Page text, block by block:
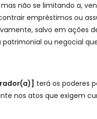
não se limitando a,
empréstimos ou
salvo em ações
ou negocial
terá os poderes
nos atos que exigem